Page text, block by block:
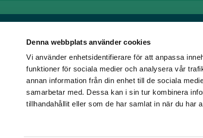
Denna webbplats använder cookies
Vi använder enhetsidentifierare för att anpassa
funktioner för sociala medier och analysera vår
annan information från din enhet till de sociala
samarbetar med. Dessa kan i sin tur kombinera
tillhandahållit eller som de har samlat in när du har
TR Media
leading brands for those who love horse racing!
in 1932, when the magazine Travronden was founded, we